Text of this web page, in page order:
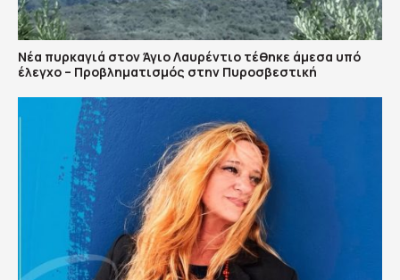
Νέα πυρκαγιά στον Άγιο Λαυρέντιο τέθηκε άμεσα υπό
έλεγχο – Προβληματισμός στην Πυροσβεστική